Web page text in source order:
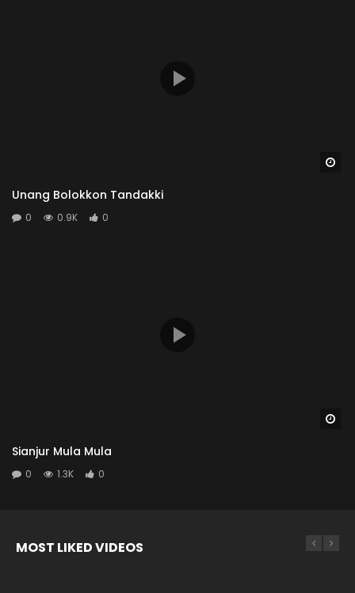
Unang Bolokkon Tandakki
0 0.9K 0
Sianjur Mula Mula
0 1.3K 0
MOST LIKED VIDEOS